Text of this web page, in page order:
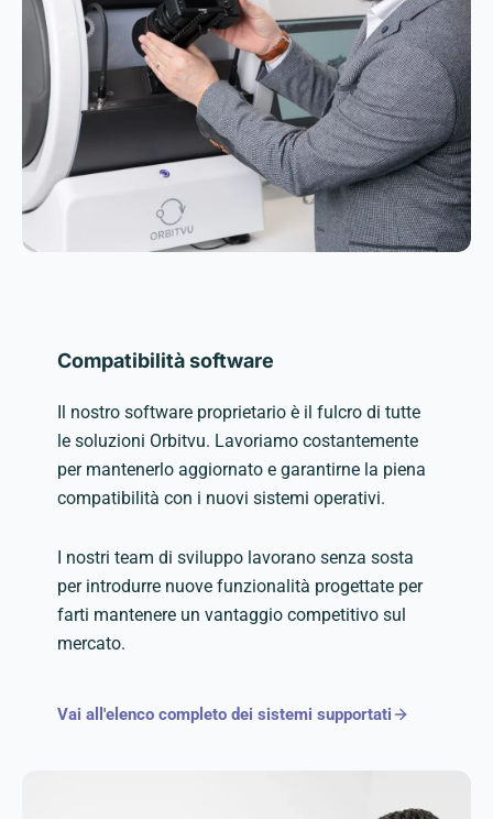
Compatibilità software
Il nostro software proprietario è il fulcro di tutte
le soluzioni Orbitvu. Lavoriamo costantemente
per mantenerlo aggiornato e garantirne la piena
compatibilità con i nuovi sistemi operativi.
I nostri team di sviluppo lavorano senza sosta
per introdurre nuove funzionalità progettate per
farti mantenere un vantaggio competitivo sul
mercato.
Vai all'elenco completo dei sistemi supportati